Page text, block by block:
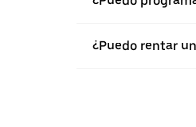
¿Puedo rentar